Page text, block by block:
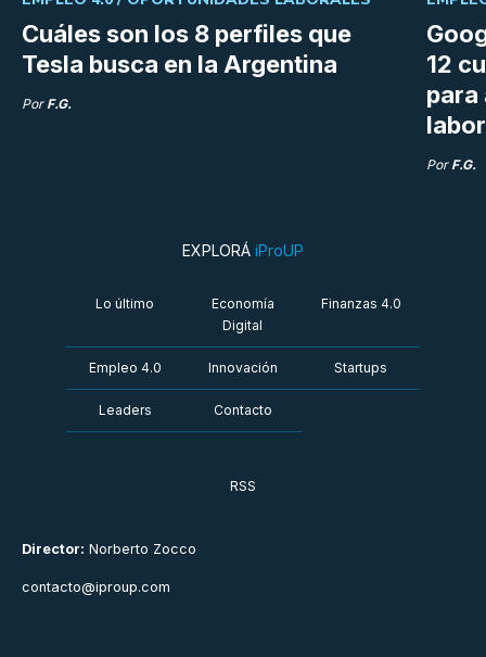
Cuáles son los 8 perfiles que
Tesla busca en la Argentina
Por F.G.
12
para
Por F.G.
Director: Norberto Zocco
contacto@iproup.com
EXPLORÁ iProUP
Lo último
Economía
Digital
Finanzas 4.0
Empleo 4.0 Innovación Startups
Leaders Contacto
RSS